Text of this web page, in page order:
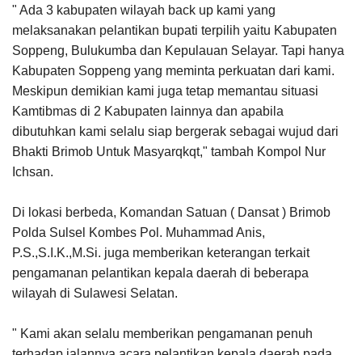
" Ada 3 kabupaten wilayah back up kami yang
melaksanakan pelantikan bupati terpilih yaitu Kabupaten
Soppeng, Bulukumba dan Kepulauan Selayar. Tapi hanya
Kabupaten Soppeng yang meminta perkuatan dari kami.
Meskipun demikian kami juga tetap memantau situasi
Kamtibmas di 2 Kabupaten lainnya dan apabila
dibutuhkan kami selalu siap bergerak sebagai wujud dari
Bhakti Brimob Untuk Masyarqkqt," tambah Kompol Nur
Ichsan.
Di lokasi berbeda, Komandan Satuan ( Dansat ) Brimob
Polda Sulsel Kombes Pol. Muhammad Anis,
P.S.,S.I.K.,M.Si. juga memberikan keterangan terkait
pengamanan pelantikan kepala daerah di beberapa
wilayah di Sulawesi Selatan.
" Kami akan selalu memberikan pengamanan penuh